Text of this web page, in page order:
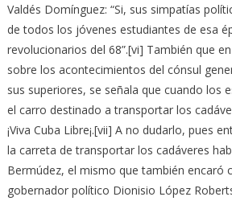
Valdés Domínguez: “Si, sus simpatías
de todos los jóvenes estudiantes de esa
revolucionarios del 68”.[vi] También que
sobre los acontecimientos del cónsul
sus superiores, se señala que cuando los
el carro destinado a transportar los
¡Viva Cuba Libre¡.[vii] A no dudarlo, pues
la carreta de transportar los cadáveres
Bermúdez, el mismo que también encaró
gobernador político Dionisio López